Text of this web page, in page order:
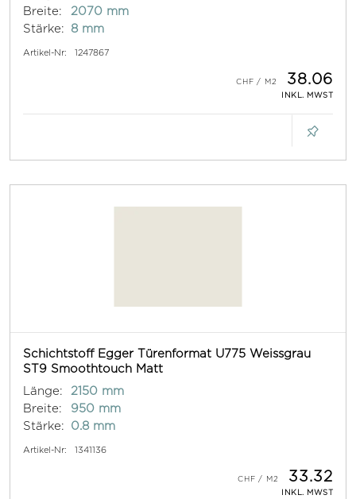
Breite:
2070 mm
Stärke:
8 mm
Artikel-Nr: 1247867
38.06
INKL. MWST
Schichtstoff Egger Türenformat U775 Weissgrau
ST9 Smoothtouch Matt
Länge:
2150 mm
Breite:
950 mm
Stärke:
0.8 mm
Artikel-Nr: 1341136
33.32
INKL. MWST